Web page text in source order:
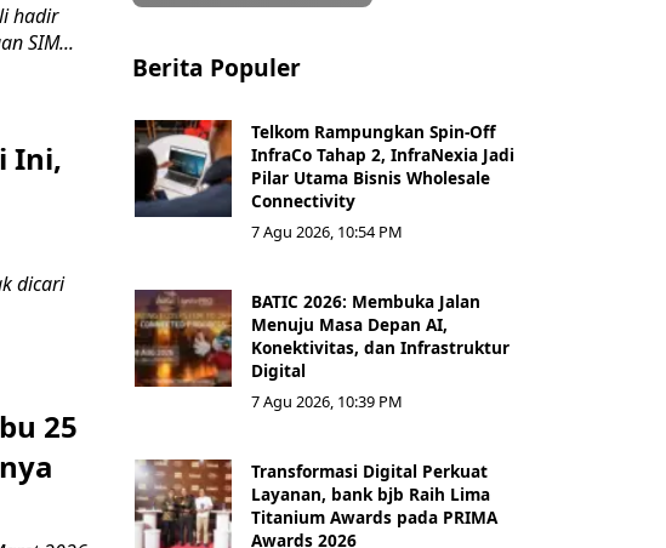
hadir
SIM...
Ini,
dicari
25
Berita Populer
Telkom Rampungkan Spin-Off
InfraCo Tahap 2, InfraNexia Jadi
Pilar Utama Bisnis Wholesale
Connectivity
7 Agu 2026, 10:54 PM
BATIC 2026: Membuka Jalan
Menuju Masa Depan AI,
Konektivitas, dan Infrastruktur
Digital
7 Agu 2026, 10:39 PM
Transformasi Digital Perkuat
Layanan, bank bjb Raih Lima
Titanium Awards pada PRIMA
Awards 2026